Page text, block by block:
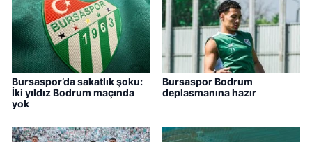
Bursaspor’da sakatlık şoku:
İki yıldız Bodrum maçında
yok
Bursaspor Bodrum
deplasmanına hazır